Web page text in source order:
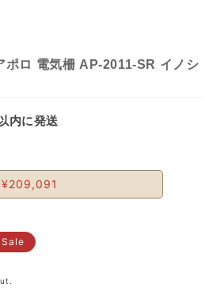
ポロ 電気柵 AP-2011-SR イノシ
内に発送
¥209,091
Sale